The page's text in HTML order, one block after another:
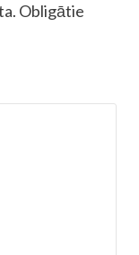
Obligātie